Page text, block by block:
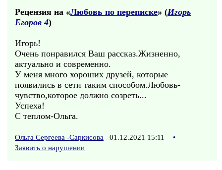
Рецензия на «Любовь по переписке» (Игорь
Егоров 4)
Игорь!
Очень понравился Ваш рассказ.Жизненно,
актуально и современно.
У меня много хороших друзей, которые
появились в сети таким способом.Любовь-
чувство,которое должно созреть...
Успеха!
С теплом-Ольга.
Ольга Сергеева -Саркисова 01.12.2021 15:11
•
Заявить о нарушении